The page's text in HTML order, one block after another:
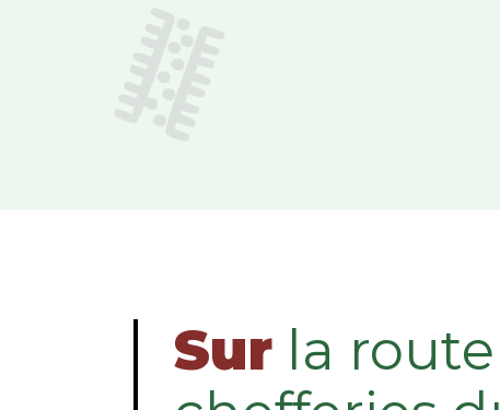
Sur la